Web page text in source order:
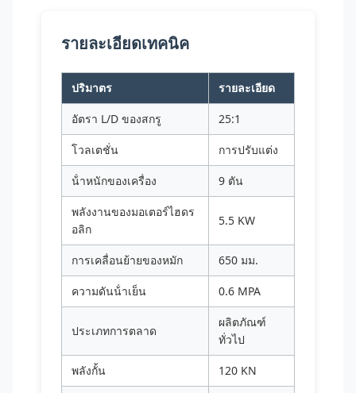
รายละเอียดเทคนิค
ปริมาตร รายละเอียด
อัตรา L/D ของสกรู 25:1
โวลเตชั่น การปรับแต่ง
น้ําหนักของเครื่อง 9 ตัน
พลังงานของมอเตอร์ไฮดร
อลิก
5.5 KW
การเคลื่อนย้ายของหมัก 650 มม.
ความดันน้ําเย็น 0.6 MPA
ประเภทการตลาด
ผลิตภัณฑ์
ทั่วไป
พลังกั้น 120 KN